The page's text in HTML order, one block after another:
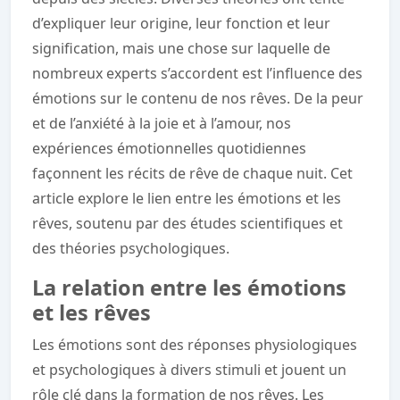
d’expliquer leur origine, leur fonction et leur
signification, mais une chose sur laquelle de
nombreux experts s’accordent est l’influence des
émotions sur le contenu de nos rêves. De la peur
et de l’anxiété à la joie et à l’amour, nos
expériences émotionnelles quotidiennes
façonnent les récits de rêve de chaque nuit. Cet
article explore le lien entre les émotions et les
rêves, soutenu par des études scientifiques et
des théories psychologiques.
La relation entre les émotions
et les rêves
Les émotions sont des réponses physiologiques
et psychologiques à divers stimuli et jouent un
rôle clé dans la formation de nos rêves. Les